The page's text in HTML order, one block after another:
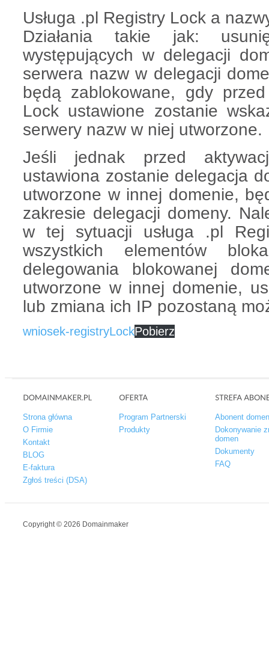
Usługa .pl Registry Lock a
Działania takie jak:
występujących w delegacji
serwera nazw w delegacji
będą zablokowane, gdy
Lock ustawione zostanie
serwery nazw w niej utworzone.
Jeśli jednak przed
ustawiona zostanie delegacja
utworzone w innej domenie,
zakresie delegacji domeny.
w tej sytuacji usługa .pl
wszystkich elementów
delegowania blokowanej
utworzone w innej domenie,
lub zmiana ich IP pozostaną
wniosek-registryLockPobierz
Strona główna
O Firmie
Kontakt
BLOG
E-faktura
Zgłoś treści (DSA)
Program Partnerski
Produkty
Abonent
Dokonywanie
domen
Dokumenty
FAQ
Copyright © 2026 Domainmaker